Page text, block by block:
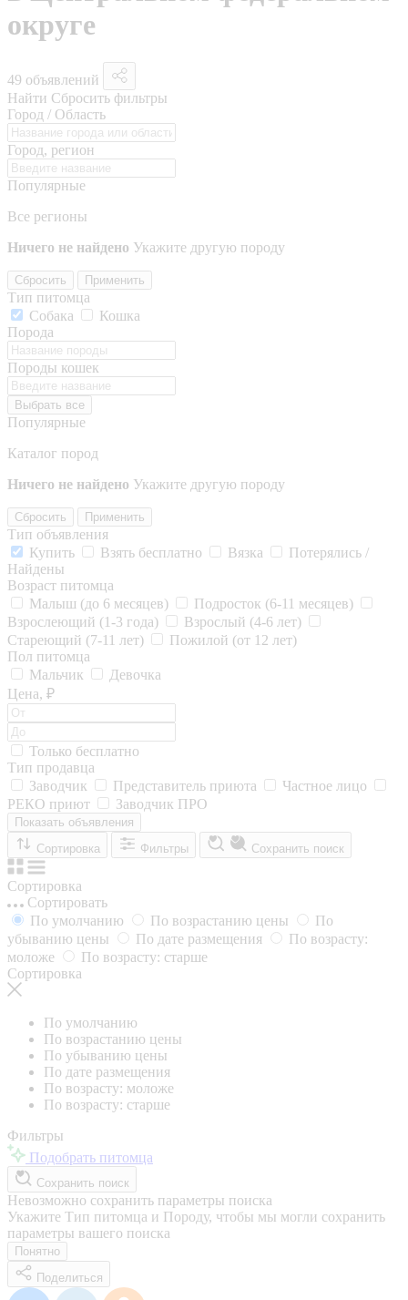
округе
49 объявлений
Найти Сбросить фильтры
Город / Область
Город, регион
Популярные
Все регионы
Ничего не найдено Укажите другую породу
Сбросить Применить
Тип питомца
Собака
Кошка
Порода
Породы кошек
Выбрать все
Популярные
Каталог пород
Ничего не найдено Укажите другую породу
Сбросить Применить
Тип объявления
Купить
Взять бесплатно Вязка
Потерялись /
Найдены
Возраст питомца
Малыш (до 6 месяцев)
Подросток (6-11 месяцев)
Взрослеющий (1-3 года)
Взрослый (4-6 лет)
Стареющий (7-11 лет)
Пожилой (от 12 лет)
Пол питомца
Мальчик
Девочка
Цена, ₽
Только бесплатно
Тип продавца
Заводчик
Представитель приюта
Частное лицо
РЕКО приют
Заводчик ПРО
Показать объявления
Сортировка
Фильтры Сохранить поиск
Сортировка
Сортировать
По умолчанию
По возрастанию цены
По
убыванию цены
По дате размещения
По возрасту:
моложе
По возрасту: старше
Сортировка
По умолчанию
По возрастанию цены
По убыванию цены
По дате размещения
По возрасту: моложе
По возрасту: старше
Фильтры
Подобрать питомца
Сохранить поиск
Невозможно сохранить параметры поиска
Укажите Тип питомца и Породу, чтобы мы могли сохранить
параметры вашего поиска
Понятно
Поделиться